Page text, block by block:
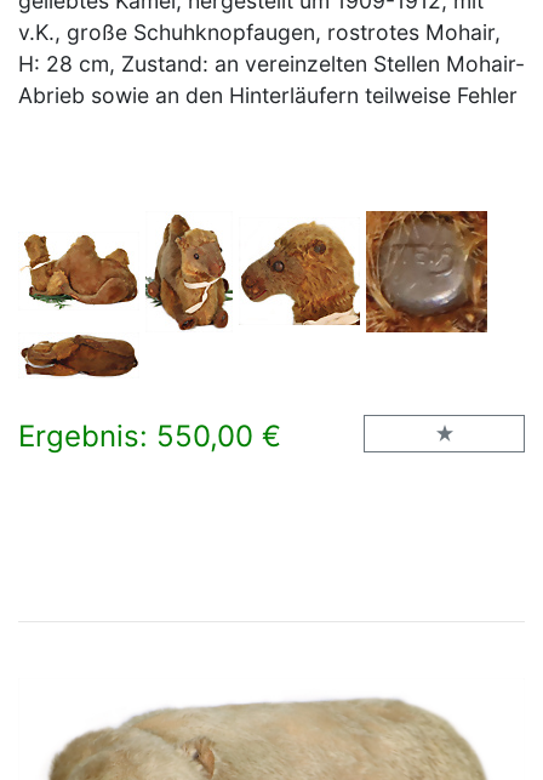
v.K., große Schuhknopfaugen, rostrotes Mohair,
H: 28 cm, Zustand: an vereinzelten Stellen Mohair-
Abrieb sowie an den Hinterläufern teilweise Fehler
Ergebnis: 550,00 €